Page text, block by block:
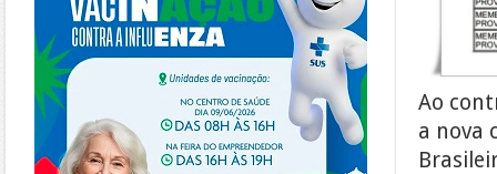
Ao
a nova